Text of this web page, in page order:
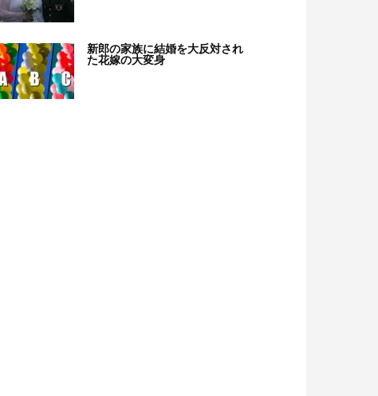
新郎の家族に結婚を大反対され
た花嫁の大変身